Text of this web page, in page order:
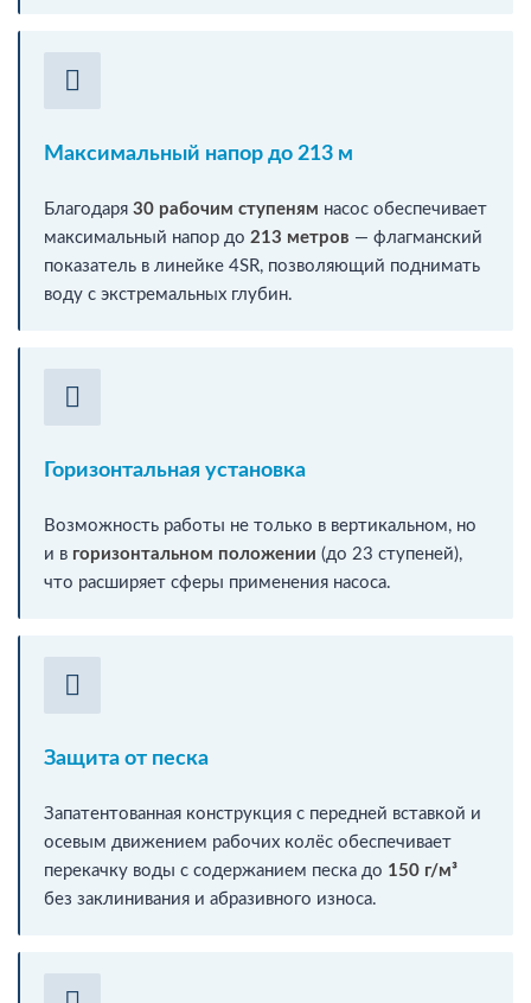
Максимальный напор до 213 м
Благодаря 30 рабочим ступеням насос обеспечивает
максимальный напор до 213 метров — флагманский
показатель в линейке 4SR, позволяющий поднимать
воду с экстремальных глубин.
Горизонтальная установка
Возможность работы не только в вертикальном, но
и в горизонтальном положении (до 23 ступеней),
что расширяет сферы применения насоса.
Защита от песка
Запатентованная конструкция с передней вставкой и
осевым движением рабочих колёс обеспечивает
перекачку воды с содержанием песка до 150 г/м³
без заклинивания и абразивного износа.